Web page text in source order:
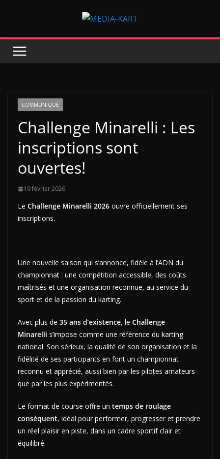
COMMUNIQUÉ
Challenge Minarelli : Les
inscriptions sont
ouvertes!
19 février 2026
Le Challenge Minarelli 2026 ouvre officiellement ses
inscriptions.
Une nouvelle saison qui s’annonce, fidèle à l’ADN du
championnat : une compétition accessible, des coûts
maîtrisés et une organisation reconnue, au service du
sport et de la passion du karting.
Avec plus de 35 ans d’existence, le Challenge
Minarelli s’impose comme une référence du karting
national. Son sérieux, la qualité de son organisation et la
fidélité de ses participants en font un championnat
reconnu et apprécié, aussi bien par les pilotes amateurs
que par les plus expérimentés.
Le format de course offre un temps de roulage
conséquent, idéal pour performer, progresser et prendre
un réel plaisir en piste, dans un cadre sportif clair et
équilibré.